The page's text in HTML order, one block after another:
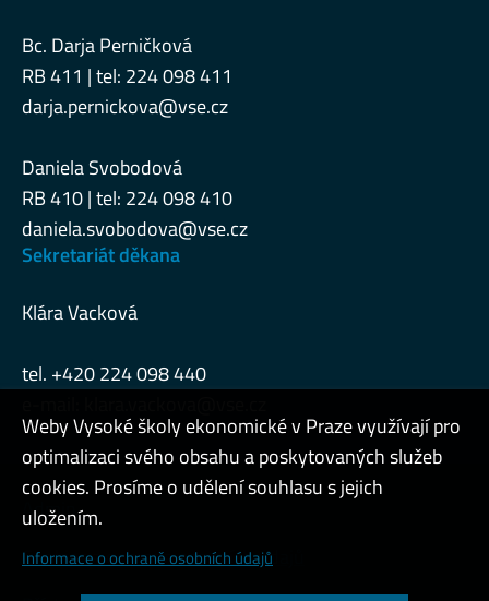
Bc. Darja Perničková
RB 411 | tel: 224 098 411
darja.pernickova@vse.cz
Daniela Svobodová
RB 410 | tel: 224 098 410
daniela.svobodova@vse.cz
Sekretariát děkana
Klára Vacková
tel. +420 224 098 440
Admin
Cookies a ochrana osobních údajů
Weby Vysoké školy ekonomické v Praze využívají pro
optimalizaci svého obsahu a poskytovaných služeb
cookies. Prosíme o udělení souhlasu s jejich
uložením.
Informace o ochraně osobních údajů